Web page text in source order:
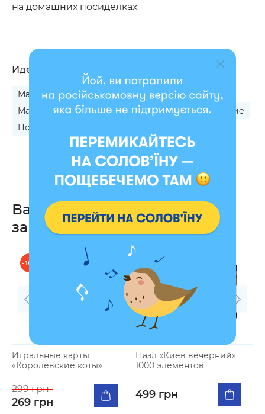
на домашних посиделках
Идеальный подарок
Мальчику на 14 октября
Девушке на 17-летие
Мальчику на День влюбленных
Другу на 16-летие
Подруге на 16-летие
Вас также могут
заинтересовать
- 10 %
Игральные карты
«Королевские коты»
299 грн
269 грн
Пазл «Киев вечерний»
1000 элементов
499 грн